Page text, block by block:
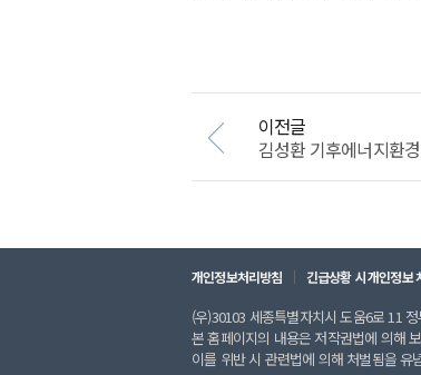
이전글
김성환 기후에너지환
개인정보처리방침 긴급상황 시 개인정보
(우)30103 세종특별자치시 도움6로 11
본 홈페이지의 내용은 저작권법에 의해
이를 위반 시 관련법에 의해 처벌됨을 유